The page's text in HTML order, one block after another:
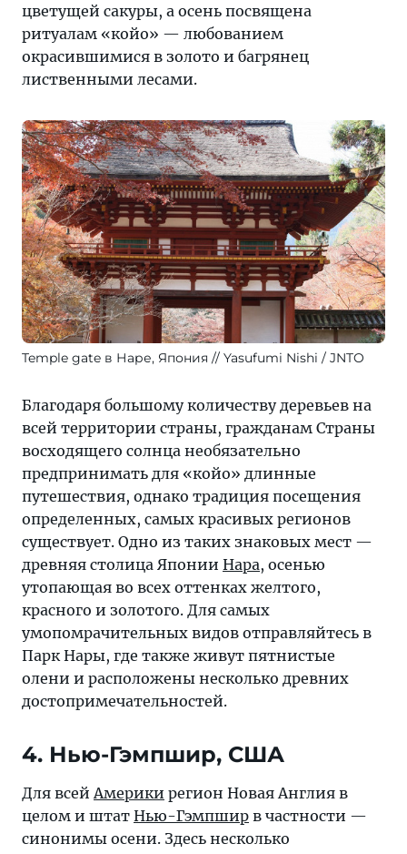
цветущей сакуры, а осень посвящена
ритуалам «койо» — любованием
окрасившимися в золото и багрянец
лиственными лесами.
Temple gate в Наре, Япония Yasufumi Nishi / JNTO
Благодаря большому количеству деревьев на
всей территории страны, гражданам Страны
восходящего солнца необязательно
предпринимать для «койо» длинные
путешествия, однако традиция посещения
определенных, самых красивых регионов
существует. Одно из таких знаковых мест —
древняя столица Японии Нара, осенью
утопающая во всех оттенках желтого,
красного и золотого. Для самых
умопомрачительных видов отправляйтесь в
Парк Нары, где также живут пятнистые
олени и расположены несколько древних
достопримечательностей.
4. Нью-Гэмпшир, США
Для всейАмерики регион Новая Англия в
целом и штат Нью-Гэмпшир в частности —
синонимы осени. Здесь несколько